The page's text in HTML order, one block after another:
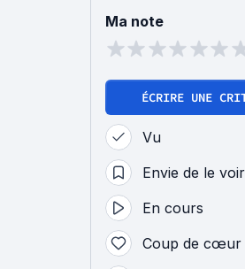
Ma note
ÉCRIRE UNE
Vu
Envie de le voir
En cours
Coup de cœur